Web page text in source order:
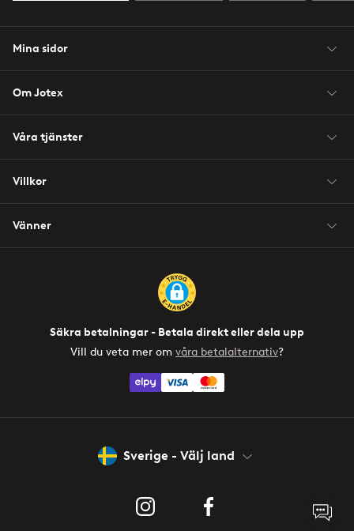
Mina sidor
Om Jotex
Våra tjänster
Villkor
Vänner
Säkra betalningar - Betala direkt eller dela upp
Vill du veta mer om våra betalalternativ?
elpy
Sverige - Välj land
Instagram Facebook